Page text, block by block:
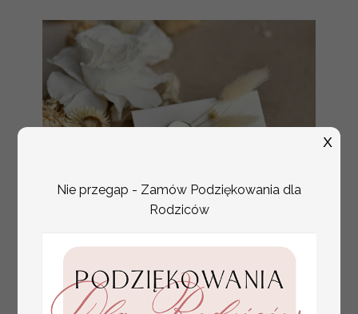
złote winietki na komunię, winietka
dekoracja stołu na komunii, komunijne
winietki z naturalnym kłosem
Nie przegap - Zamów Podziękowania dla
Rodziców
X